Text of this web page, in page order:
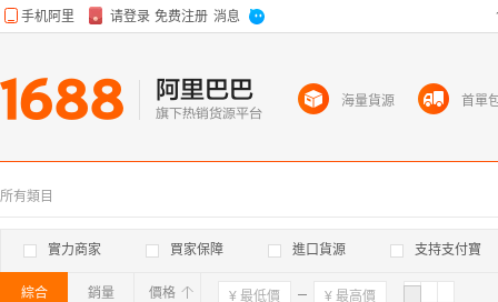
所有類目
實力商家 買家保障 進口貨源 支持支付寶
綜合 銷量 價格 確定
海量貨源 首單